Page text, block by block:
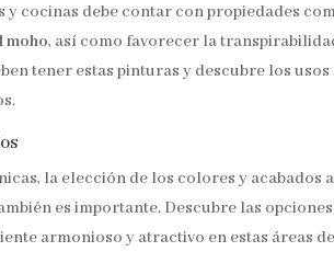
y cocinas debe contar con propiedades
moho, así como favorecer la
tener estas pinturas y descubre los
la elección de los colores y acabados
es importante. Descubre las
armonioso y atractivo en estas áreas